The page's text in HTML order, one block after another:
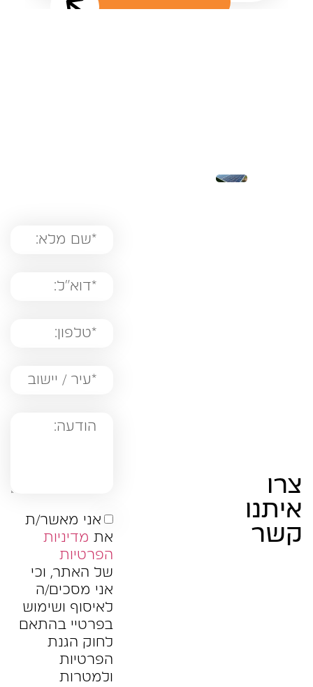
צרו
איתנו
קשר
אני מאשר/ת
את מדיניות
הפרטיות
של האתר, וכי
אני מסכים/ה
לאיסוף ושימוש
בפרטיי בהתאם
לחוק הגנת
הפרטיות
ולמטרות